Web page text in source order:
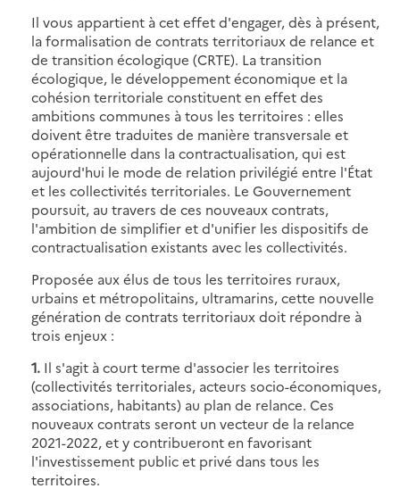
Il vous appartient à cet effet d'engager, dès à présent,
la formalisation de contrats territoriaux de relance et
de transition écologique (CRTE). La transition
écologique, le développement économique et la
cohésion territoriale constituent en effet des
ambitions communes à tous les territoires : elles
doivent être traduites de manière transversale et
opérationnelle dans la contractualisation, qui est
aujourd'hui le mode de relation privilégié entre l'État
et les collectivités territoriales. Le Gouvernement
poursuit, au travers de ces nouveaux contrats,
l'ambition de simplifier et d'unifier les dispositifs de
contractualisation existants avec les collectivités.
Proposée aux élus de tous les territoires ruraux,
urbains et métropolitains, ultramarins, cette nouvelle
génération de contrats territoriaux doit répondre à
trois enjeux :
1. Il s'agit à court terme d'associer les territoires
(collectivités territoriales, acteurs socio-économiques,
associations, habitants) au plan de relance. Ces
nouveaux contrats seront un vecteur de la relance
2021-2022, et y contribueront en favorisant
l'investissement public et privé dans tous les
territoires.